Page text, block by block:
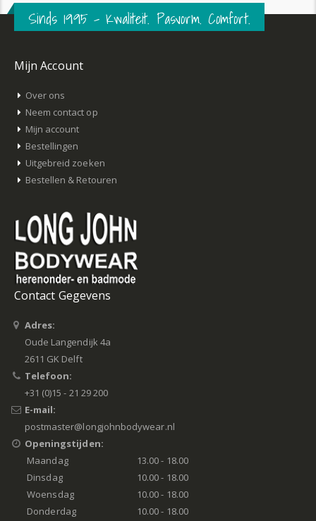
Sinds 1995 – Kwaliteit. Pasvorm. Comfort.
Mijn Account
Over ons
Neem contact op
Mijn account
Bestellingen
Uitgebreid zoeken
Bestellen & Retouren
Contact Gegevens
Adres:
Oude Langendijk 4a
2611 GK Delft
Telefoon:
+31 (0)15 - 21 29 200
E-mail:
postmaster@longjohnbodywear.nl
Openingstijden:
Maandag
13.00 - 18.00
Dinsdag
10.00 - 18.00
Woensdag
10.00 - 18.00
Donderdag
10.00 - 18.00